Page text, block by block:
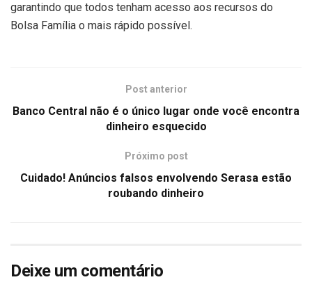
garantindo que todos tenham acesso aos recursos do
Bolsa Família o mais rápido possível.
Post anterior
Banco Central não é o único lugar onde você encontra
dinheiro esquecido
Próximo post
Cuidado! Anúncios falsos envolvendo Serasa estão
roubando dinheiro
Deixe um comentário